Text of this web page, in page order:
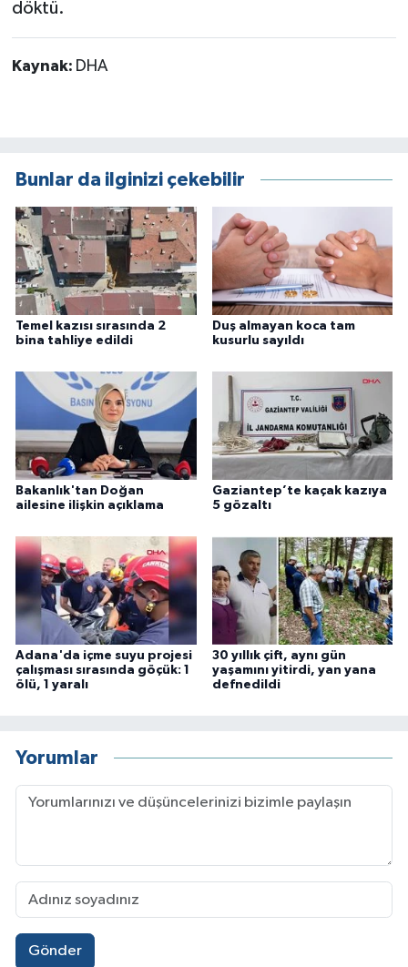
döktü.
Kaynak: DHA
Bunlar da ilginizi çekebilir
Temel kazısı sırasında 2
bina tahliye edildi
Duş almayan koca tam
kusurlu sayıldı
Bakanlık'tan Doğan
ailesine ilişkin açıklama
Gaziantep’te kaçak kazıya
5 gözaltı
Adana'da içme suyu projesi
çalışması sırasında göçük: 1
ölü, 1 yaralı
30 yıllık çift, aynı gün
yaşamını yitirdi, yan yana
defnedildi
Yorumlar
Gönder